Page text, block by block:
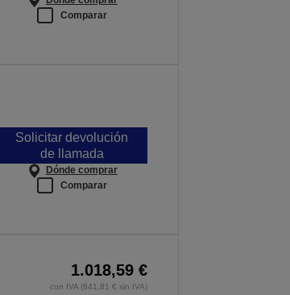
Comparar
Solicitar devolución
de llamada
Dónde comprar
Comparar
1.018,59 €
con IVA (841,81 € sin IVA)